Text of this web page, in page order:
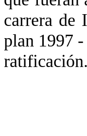
carrera de
plan 1997 -
ratificación.